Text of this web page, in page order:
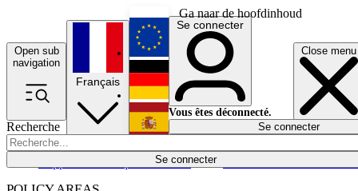
Ga naar de hoofdinhoud
Open sub
navigation
Close menu
Recherche
Se connecter
Économie
Français
English
Deutsch
Español
Se connecter
Vous êtes déconnecté.
Se connecter